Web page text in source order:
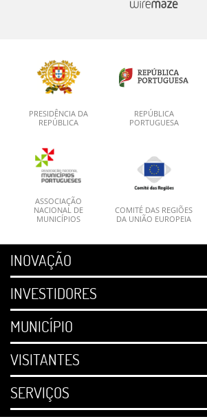
PRESIDÊNCIA DA
REPÚBLICA
REPÚBLICA
PORTUGUESA
ASSOCIAÇÃO
NACIONAL DE
MUNICÍPIOS
COMITÉ DAS REGIÕES
DA UNIÃO EUROPEIA
INOVAÇÃO
INVESTIDORES
MUNICÍPIO
VISITANTES
SERVIÇOS